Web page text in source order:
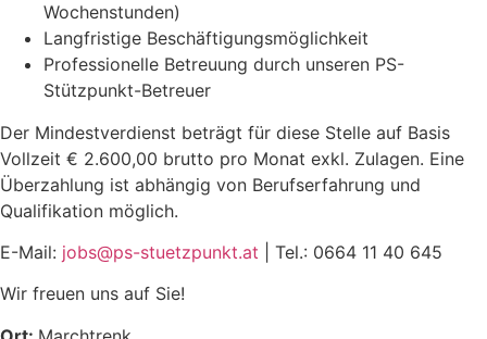
Wochenstunden)
Langfristige Beschäftigungsmöglichkeit
Professionelle Betreuung durch unseren PS-
Stützpunkt-Betreuer
Der Mindestverdienst beträgt für diese Stelle auf Basis
Vollzeit € 2.600,00 brutto pro Monat exkl. Zulagen. Eine
Überzahlung ist abhängig von Berufserfahrung und
Qualifikation möglich.
E-Mail: jobs@ps-stuetzpunkt.at | Tel.: 0664 11 40 645
Wir freuen uns auf Sie!